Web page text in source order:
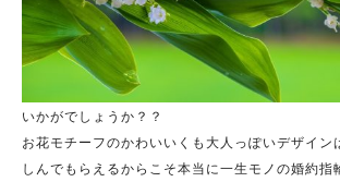
いかがでしょうか？？
お花モチーフのかわいいくも大人っぽいデザイン
しんでもらえるからこそ本当に一生モノの婚約指